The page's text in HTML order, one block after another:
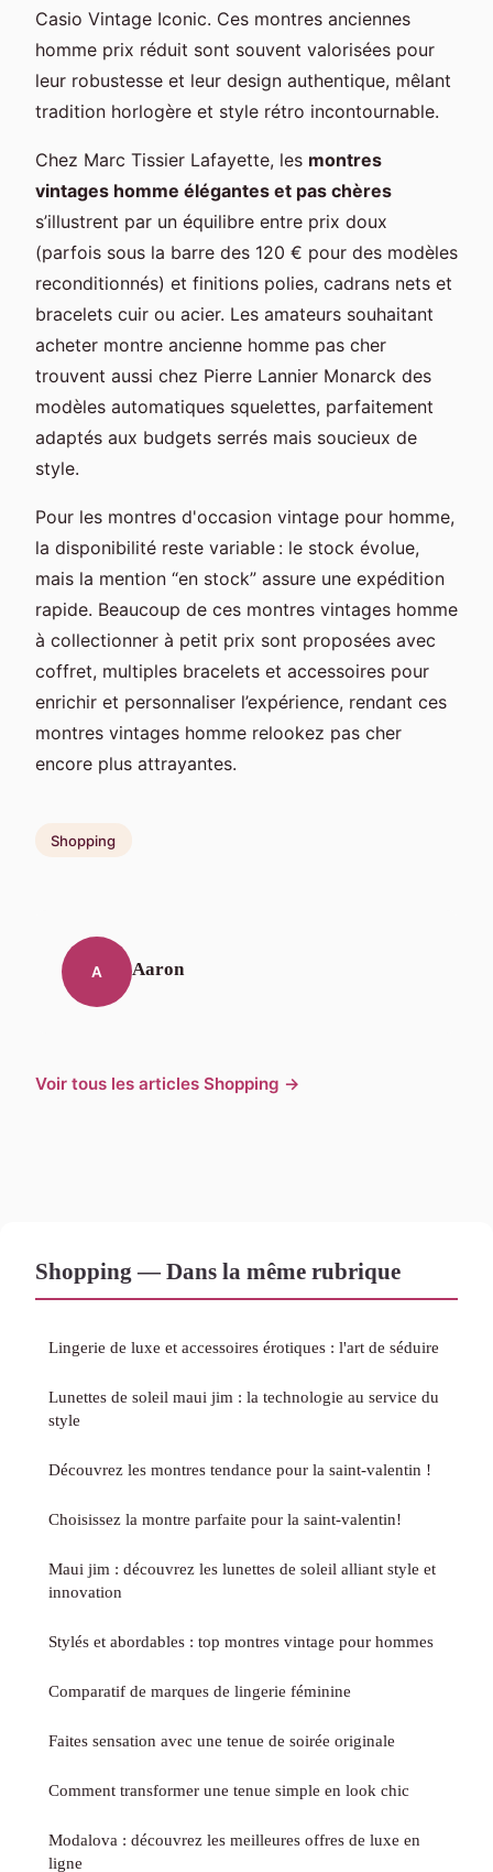
Casio Vintage Iconic. Ces montres anciennes
homme prix réduit sont souvent valorisées pour
leur robustesse et leur design authentique, mêlant
tradition horlogère et style rétro incontournable.
Chez Marc Tissier Lafayette, les montres
vintages homme élégantes et pas chères
s’illustrent par un équilibre entre prix doux
(parfois sous la barre des 120 € pour des modèles
reconditionnés) et finitions polies, cadrans nets et
bracelets cuir ou acier. Les amateurs souhaitant
acheter montre ancienne homme pas cher
trouvent aussi chez Pierre Lannier Monarck des
modèles automatiques squelettes, parfaitement
adaptés aux budgets serrés mais soucieux de
style.
Pour les montres d'occasion vintage pour homme,
la disponibilité reste variable : le stock évolue,
mais la mention “en stock” assure une expédition
rapide. Beaucoup de ces montres vintages homme
à collectionner à petit prix sont proposées avec
coffret, multiples bracelets et accessoires pour
enrichir et personnaliser l’expérience, rendant ces
montres vintages homme relookez pas cher
encore plus attrayantes.
Shopping
A Aaron
Voir tous les articles Shopping →
Shopping — Dans la même rubrique
Lingerie de luxe et accessoires érotiques : l'art de séduire
Lunettes de soleil maui jim : la technologie au service du
style
Découvrez les montres tendance pour la saint-valentin !
Choisissez la montre parfaite pour la saint-valentin!
Maui jim : découvrez les lunettes de soleil alliant style et
innovation
Stylés et abordables : top montres vintage pour hommes
Comparatif de marques de lingerie féminine
Faites sensation avec une tenue de soirée originale
Comment transformer une tenue simple en look chic
Modalova : découvrez les meilleures offres de luxe en
ligne